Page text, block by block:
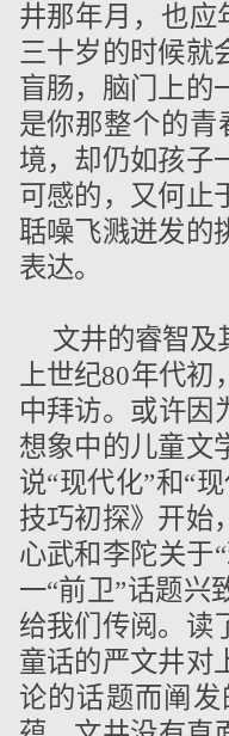
井那年月，也应
三十岁的时候就
盲肠，脑门上的
是你那整个的青
境，却仍如孩子
可感的，又何止
聒噪飞溅迸发的
表达。
文井的睿智及
上世纪80年代
中拜访。或许因
想象中的儿童文
说“现代化”和“
技巧初探》开始
心武和李陀关于
一“前卫”话题兴
给我们传阅。读
童话的严文井对
论的话题而阐